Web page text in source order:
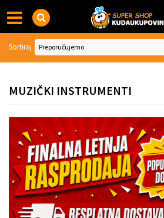
MUZIČKI INSTRUMENTI
Sortiraj